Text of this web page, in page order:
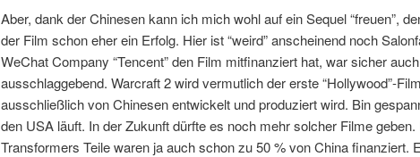
Aber, dank der Chinesen kann ich mich wohl auf ein Sequel “freuen”,
der Film schon eher ein Erfolg. Hier ist “weird” anscheinend noch
WeChat Company “Tencent” den Film mitfinanziert hat, war sicher auch
ausschlaggebend. Warcraft 2 wird vermutlich der erste “Hollywood”-
ausschließlich von Chinesen entwickelt und produziert wird. Bin
den USA läuft. In der Zukunft dürfte es noch mehr solcher Filme geben.
Transformers Teile waren ja auch schon zu 50 % von China finanziert.